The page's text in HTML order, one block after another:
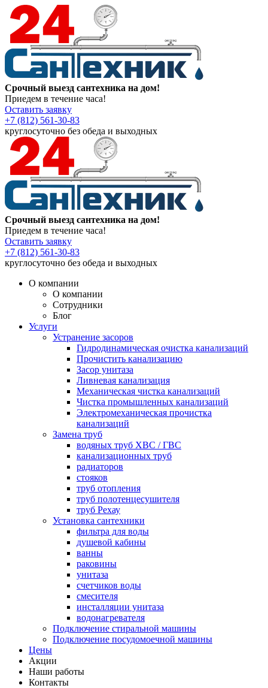
Срочный выезд сантехника на дом!
Приедем в течение часа!
Оставить заявку
+7 (812) 561-30-83
круглосуточно без обеда и выходных
Срочный выезд сантехника на дом!
Приедем в течение часа!
Оставить заявку
+7 (812) 561-30-83
круглосуточно без обеда и выходных
О компании
О компании
Сотрудники
Блог
Услуги
Устранение засоров
Гидродинамическая очистка канализаций
Прочистить канализацию
Засор унитаза
Ливневая канализация
Механическая чистка канализаций
Чистка промышленных канализаций
Электромеханическая прочистка
канализаций
Замена труб
водяных труб ХВС / ГВС
канализационных труб
радиаторов
стояков
труб отопления
труб полотенцесушителя
труб Рехау
Установка сантехники
фильтра для воды
душевой кабины
ванны
раковины
унитаза
счетчиков воды
смесителя
инсталляции унитаза
водонагревателя
Подключение стиральной машины
Подключение посудомоечной машины
Цены
Акции
Наши работы
Контакты